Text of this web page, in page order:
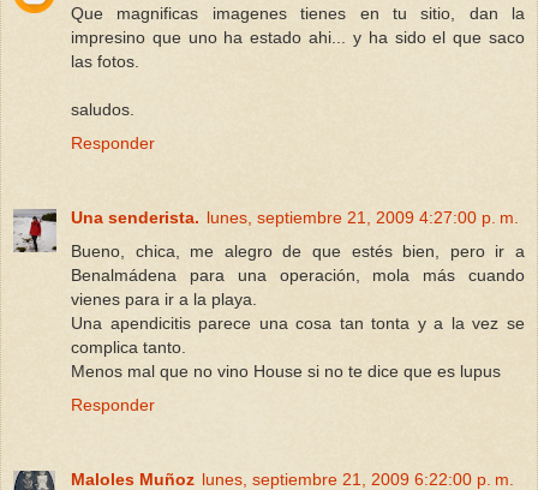
Que magnificas imagenes tienes en tu sitio, dan la
impresino que uno ha estado ahi... y ha sido el que saco
las fotos.
saludos.
Responder
Una senderista. lunes, septiembre 21, 2009 4:27:00 p. m.
Bueno, chica, me alegro de que estés bien, pero ir a
Benalmádena para una operación, mola más cuando
vienes para ir a la playa.
Una apendicitis parece una cosa tan tonta y a la vez se
complica tanto.
Menos mal que no vino House si no te dice que es lupus
Responder
Maloles Muñoz lunes, septiembre 21, 2009 6:22:00 p. m.